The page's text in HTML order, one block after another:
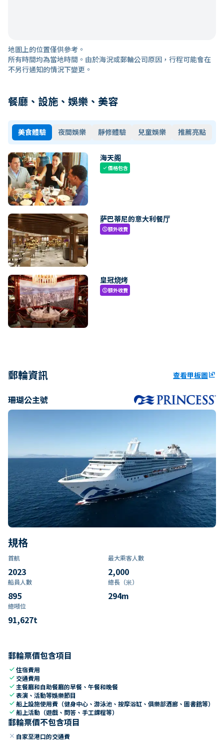
地圖上的位置僅供參考。
所有時間均為當地時間。由於海況或郵輪公司原因，行程可能會在
不另行通知的情況下變更。
餐廳、設施、娛樂、美容
美食體驗 夜間娛樂 靜修體驗 兒童娛樂 推薦亮點
海天阁
check價格包含
萨巴蒂尼的意大利餐厅
paid額外收費
皇冠烧烤
paid額外收費
郵輪資訊 查看甲板圖ungroup
珊瑚公主號
規格
首航
2023
最大乘客人數
2,000
船員人數
895
總長（米）
294m
總噸位
91,627t
郵輪票價包含項目
check住宿費用
check 交通費用
check 主餐廳和自助餐廳的早餐、午餐和晚餐
check表演、活動等娛樂節目
check船上設施使用費（健身中心、游泳池、按摩浴缸、俱樂部酒廊、圖書館等）
check船上活動（遊戲、問答、手工課程等）
郵輪票價不包含項目
close 自家至港口的交通費